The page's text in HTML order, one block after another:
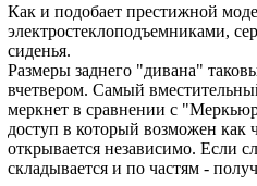
Как и подобает престижной
электростеклоподъемниками,
сиденья.
Размеры заднего "дивана"
вчетвером. Самый
меркнет в сравнении с
доступ в который возможен как
открывается независимо. Если
складывается и по частям -